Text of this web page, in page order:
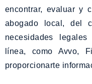
encontrar, evaluar y
abogado local, del
necesidades
línea, como Avvo,
proporcionarte